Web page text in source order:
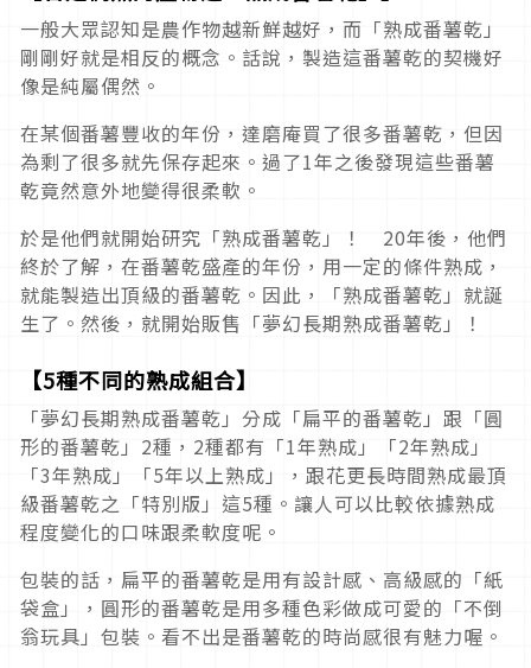
一般大眾認知是農作物越新鮮越好，而「熟成番薯乾」
剛剛好就是相反的概念。話說，製造這番薯乾的契機好
像是純屬偶然。
在某個番薯豐收的年份，達磨庵買了很多番薯乾，但因
為剩了很多就先保存起來。過了1年之後發現這些番薯
乾竟然意外地變得很柔軟。
於是他們就開始研究「熟成番薯乾」！ 20年後，他們
終於了解，在番薯乾盛產的年份，用一定的條件熟成，
就能製造出頂級的番薯乾。因此，「熟成番薯乾」就誕
生了。然後，就開始販售「夢幻長期熟成番薯乾」！
【5種不同的熟成組合】
「夢幻長期熟成番薯乾」分成「扁平的番薯乾」跟「圓
形的番薯乾」2種，2種都有「1年熟成」「2年熟成」
「3年熟成」「5年以上熟成」，跟花更長時間熟成最頂
級番薯乾之「特別版」這5種。讓人可以比較依據熟成
程度變化的口味跟柔軟度呢。
包裝的話，扁平的番薯乾是用有設計感、高級感的「紙
袋盒」，圓形的番薯乾是用多種色彩做成可愛的「不倒
翁玩具」包裝。看不出是番薯乾的時尚感很有魅力喔。